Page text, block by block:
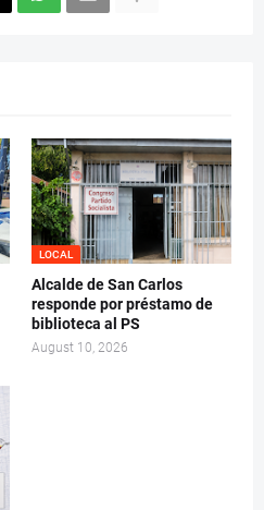
LOCAL
Alcalde de San Carlos
responde por préstamo de
biblioteca al PS
August 10, 2026